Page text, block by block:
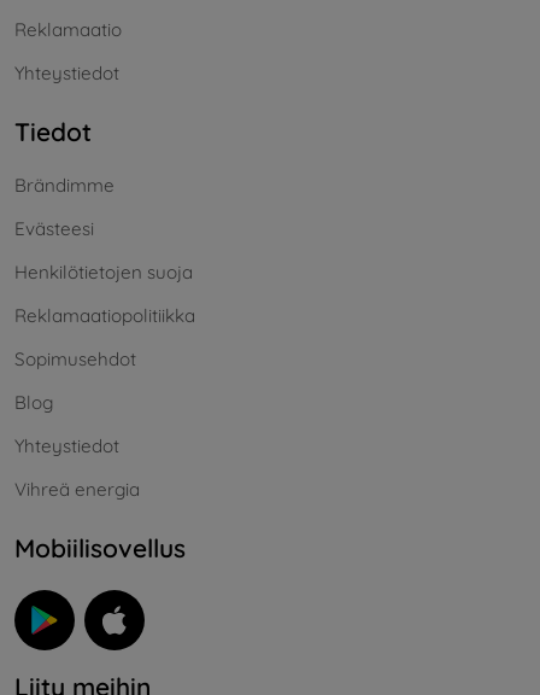
Reklamaatio
Yhteystiedot
Tiedot
Brändimme
Evästeesi
Henkilötietojen suoja
Reklamaatiopolitiikka
Sopimusehdot
Blog
Yhteystiedot
Vihreä energia
Mobiilisovellus
Liity meihin